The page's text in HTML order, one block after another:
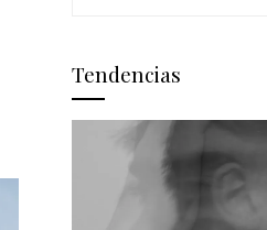
Tendencias